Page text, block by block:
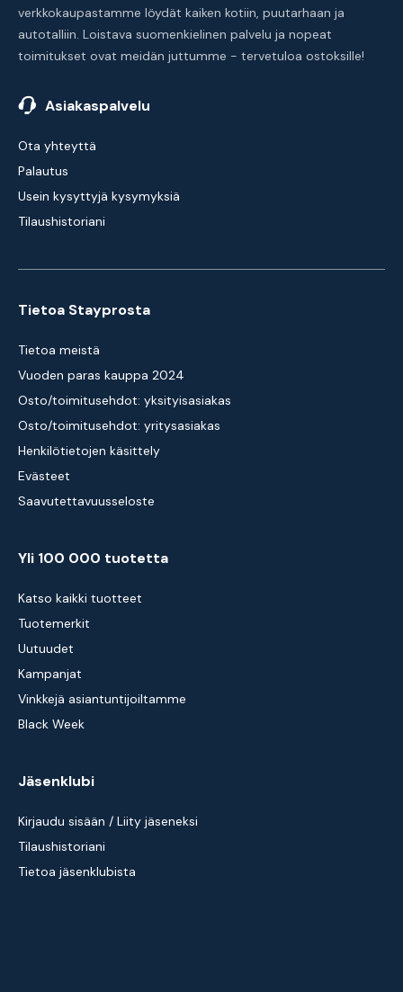
verkkokaupastamme löydät kaiken kotiin, puutarhaan ja
autotalliin. Loistava suomenkielinen palvelu ja nopeat
toimitukset ovat meidän juttumme - tervetuloa ostoksille!
Asiakaspalvelu
Ota yhteyttä
Palautus
Usein kysyttyjä kysymyksiä
Tilaushistoriani
Tietoa Stayprosta
Tietoa meistä
Vuoden paras kauppa 2024
Osto/toimitusehdot: yksityisasiakas
Osto/toimitusehdot: yritysasiakas
Henkilötietojen käsittely
Evästeet
Saavutettavuusseloste
Yli 100 000 tuotetta
Katso kaikki tuotteet
Tuotemerkit
Uutuudet
Kampanjat
Vinkkejä asiantuntijoiltamme
Black Week
Jäsenklubi
Kirjaudu sisään / Liity jäseneksi
Tilaushistoriani
Tietoa jäsenklubista